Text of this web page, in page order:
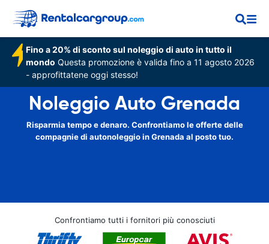
Fino a 20% di sconto sul noleggio di auto in tutto il
mondo Questa promozione è valida fino a 11 agosto 2026
- approfittatene oggi stesso!
Noleggio Auto Grenada
Risparmia tempo e denaro. Confrontiamo le offerte delle
compagnie di autonoleggio in Grenada al posto tuo.
Confrontiamo tutti i fornitori più conosciuti